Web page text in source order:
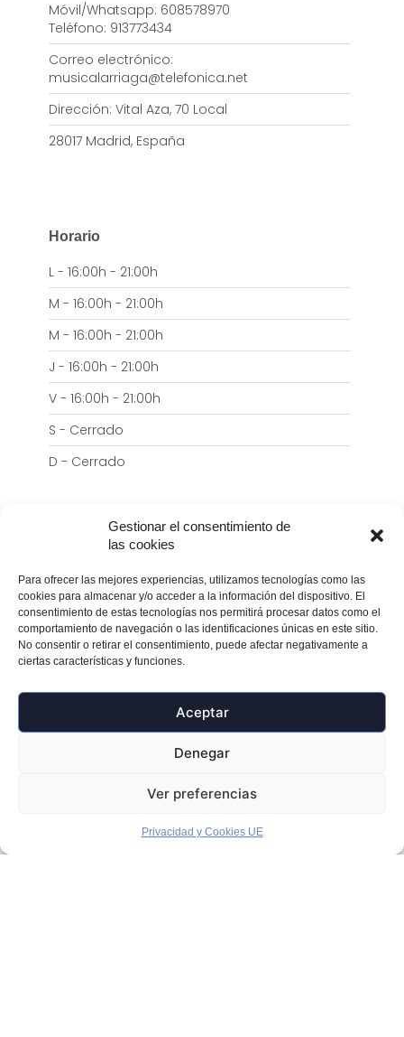
Gestionar el consentimiento de
las cookies
Para ofrecer las mejores experiencias, utilizamos tecnologías como las
cookies para almacenar y/o acceder a la información del dispositivo. El
consentimiento de estas tecnologías nos permitirá procesar datos como el
comportamiento de navegación o las identificaciones únicas en este sitio.
No consentir o retirar el consentimiento, puede afectar negativamente a
ciertas características y funciones.
Aceptar
Denegar
Ver preferencias
Privacidad y Cookies UE
Móvil/Whatsapp: 608578970
Teléfono: 913773434
Correo electrónico:
musicalarriaga@telefonica.net
Dirección: Vital Aza, 70 Local
28017 Madrid, España
Horario
L - 16:00h - 21:00h
M - 16:00h - 21:00h
M - 16:00h - 21:00h
J - 16:00h - 21:00h
V - 16:00h - 21:00h
S - Cerrado
D - Cerrado
Inicio
Sobre Nosotros
Servicios
Contacto
Privacidad